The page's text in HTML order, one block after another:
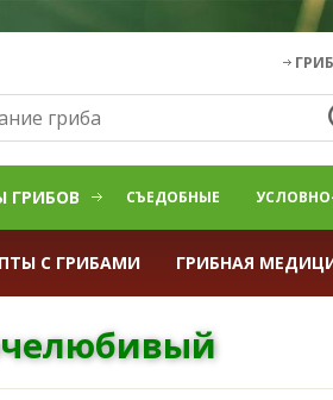
ГРИБОВ СЪЕДОБНЫЕ
С ГРИБАМИ ГРИБНАЯ